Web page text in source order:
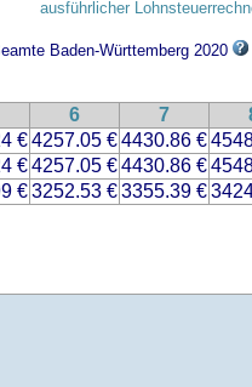
ausführlicher
Baden-Württemberg 2020
6 7
€4257.05 €4430.86 €
€4257.05 €4430.86 €
€3252.53 €3355.39 €